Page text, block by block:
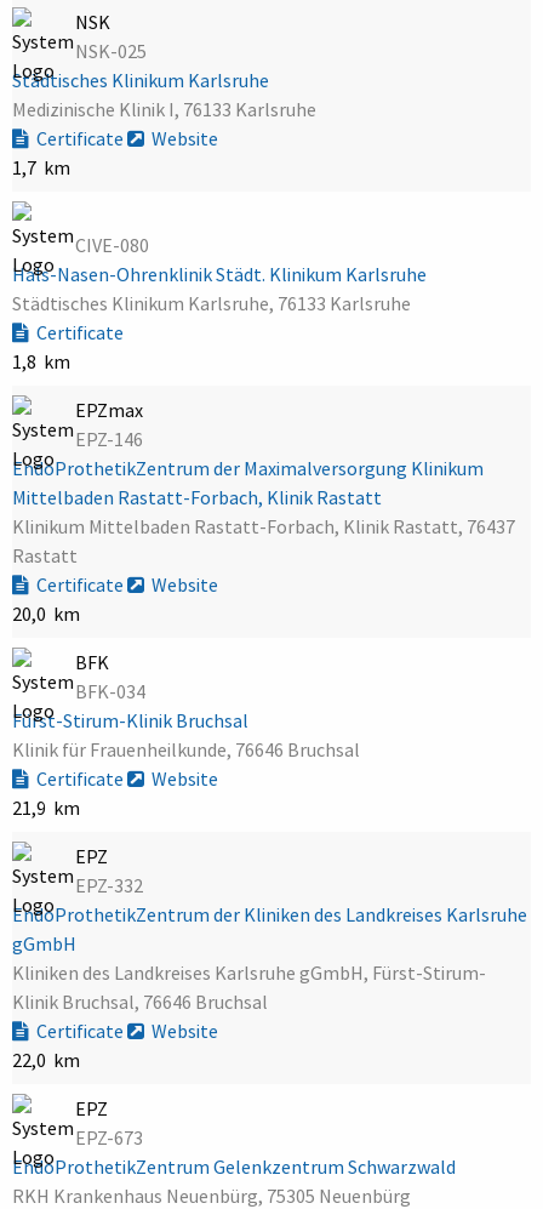
NSK
NSK-025
Städtisches Klinikum Karlsruhe
Medizinische Klinik I, 76133 Karlsruhe
Certificate
Website
1,7 km
CIVE-080
Hals-Nasen-Ohrenklinik Städt. Klinikum Karlsruhe
Städtisches Klinikum Karlsruhe, 76133 Karlsruhe
Certificate
1,8 km
EPZmax
EPZ-146
EndoProthetikZentrum der Maximalversorgung Klinikum
Mittelbaden Rastatt-Forbach, Klinik Rastatt
Klinikum Mittelbaden Rastatt-Forbach, Klinik Rastatt, 76437
Rastatt
Certificate
Website
20,0 km
BFK
BFK-034
Fürst-Stirum-Klinik Bruchsal
Klinik für Frauenheilkunde, 76646 Bruchsal
Certificate
Website
21,9 km
EPZ
EPZ-332
EndoProthetikZentrum der Kliniken des Landkreises Karlsruhe
gGmbH
Kliniken des Landkreises Karlsruhe gGmbH, Fürst-Stirum-
Klinik Bruchsal, 76646 Bruchsal
Certificate
Website
22,0 km
EPZ
EPZ-673
EndoProthetikZentrum Gelenkzentrum Schwarzwald
RKH Krankenhaus Neuenbürg, 75305 Neuenbürg